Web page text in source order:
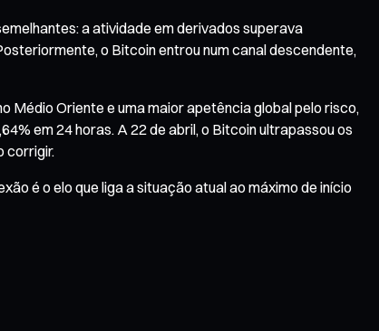
a atividade em derivados superava
o Bitcoin entrou num canal descendente,
Médio Oriente e uma maior apetência global pelo risco,
em 24 horas. A 22 de abril, o Bitcoin ultrapassou os
corrigir.
é o elo que liga a situação atual ao máximo de início